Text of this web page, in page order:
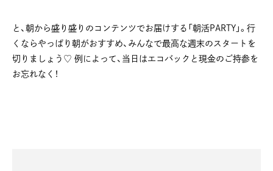
と、朝から盛り盛りのコンテンツでお届けする「朝活PARTY」。行
くならやっぱり朝がおすすめ、みんなで最高な週末のスタートを
切りましょう♡ 例によって、当日はエコバックと現金のご持参を
お忘れなく！